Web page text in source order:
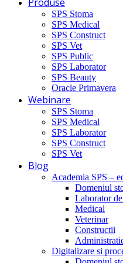
Produse
SPS Stoma
SPS Medical
SPS Construct
SPS Vet
SPS Public
SPS Laborator
SPS Beauty
Oracle Primavera
Webinare
SPS Stoma
SPS Medical
SPS Laborator
SPS Construct
SPS Vet
Blog
Academia SPS –
Domeniul
Laborator
Medical
Veterinar
Constructii
Digitalizare si